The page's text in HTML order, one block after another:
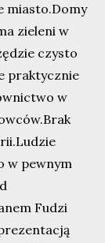
miasto.Domy
zieleni w
czysto
praktycznie
w
w pewnym
Fudzi